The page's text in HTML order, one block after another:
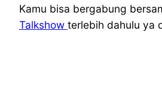
Kamu bisa bergabung
Talkshow terlebih dahulu ya